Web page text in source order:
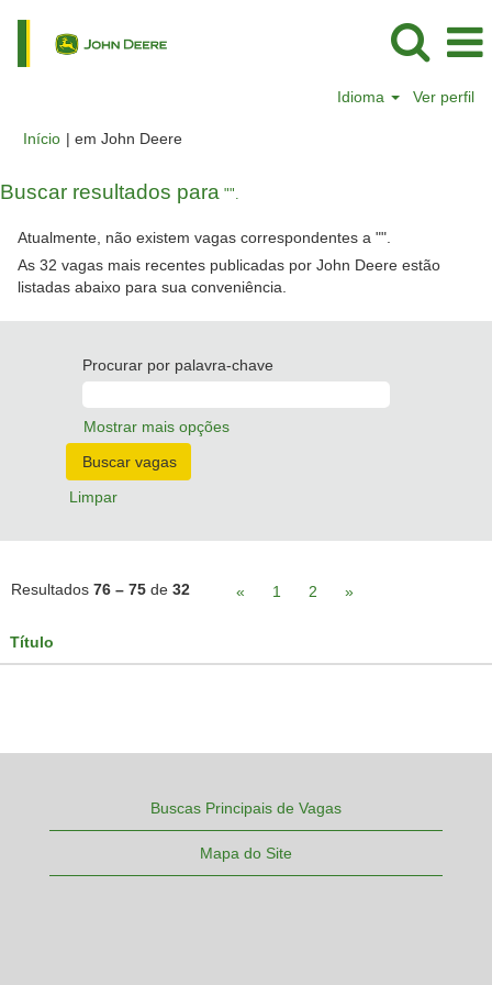
Idioma Ver perfil
Início | em John Deere(página
Buscar resultados para "".
Atualmente, não existem vagas correspondentes a "".
As 32 vagas mais recentes publicadas por John Deere estão
listadas abaixo para sua conveniência.
Procurar por palavra-chave
Mostrar mais opções
Limpar
Resultados 76 – 75 de 32 « 1 2 »
Título
Buscas Principais de Vagas
Mapa do Site